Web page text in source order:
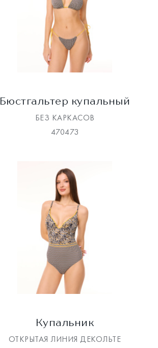
Бюстгальтер купальный
БЕЗ КАРКАСОВ
470473
Купальник
ОТКРЫТАЯ ЛИНИЯ ДЕКОЛЬТЕ